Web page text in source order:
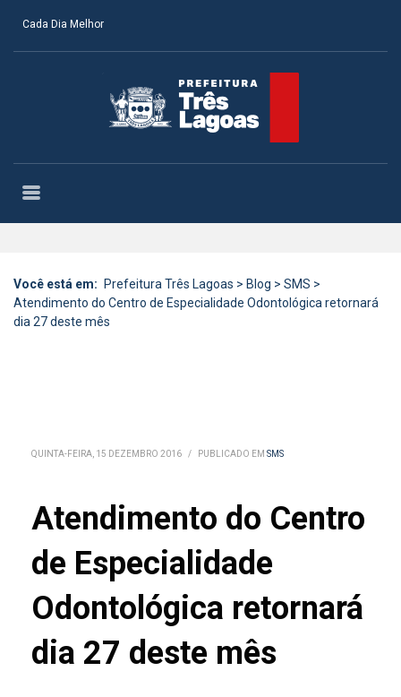
Cada Dia Melhor
Você está em: Prefeitura Três Lagoas > Blog > SMS >
Atendimento do Centro de Especialidade Odontológica retornará
dia 27 deste mês
QUINTA-FEIRA, 15 DEZEMBRO 2016 / PUBLICADO EM SMS
Atendimento do Centro
de Especialidade
Odontológica retornará
dia 27 deste mês